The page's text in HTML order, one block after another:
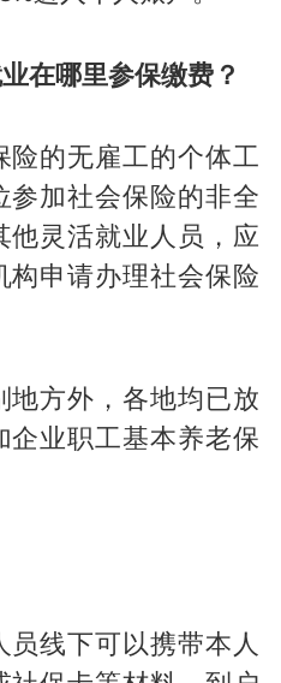
在哪里参保缴费？
的无雇工的个体工
参加社会保险的非全
他灵活就业人员，应
构申请办理社会保险
方外，各地均已放
企业职工基本养老保
线下可以携带本人